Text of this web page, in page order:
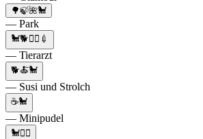
🌳🍃🌺🐩
— Park
🐩🐕👩‍⚕️💉
— Tierarzt
🐕🍝🐩
— Susi und Strolch
☕🐩
— Minipudel
🐩🏃‍♀️